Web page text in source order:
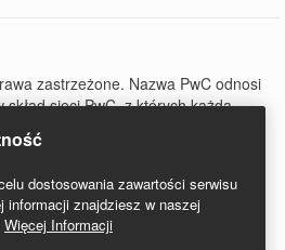
zastrzeżone. Nazwa PwC odnosi
sieci PwC, z których każda
2719-6151.
dostosowania zawartości serwisu
informacji znajdziesz w naszej
Więcej Informacji